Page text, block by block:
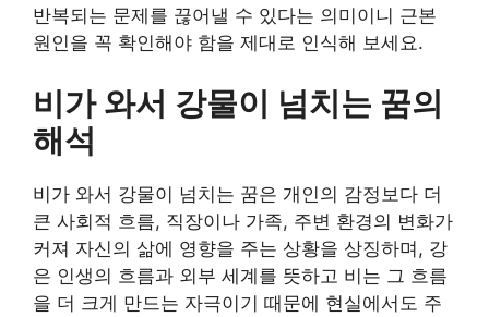
반복되는 문제를 끊어낼 수 있다는 의미이니 근본
원인을 꼭 확인해야 함을 제대로 인식해 보세요.
비가 와서 강물이 넘치는 꿈의
해석
비가 와서 강물이 넘치는 꿈은 개인의 감정보다 더
큰 사회적 흐름, 직장이나 가족, 주변 환경의 변화가
커져 자신의 삶에 영향을 주는 상황을 상징하며, 강
은 인생의 흐름과 외부 세계를 뜻하고 비는 그 흐름
을 더 크게 만드는 자극이기 때문에 현실에서도 주